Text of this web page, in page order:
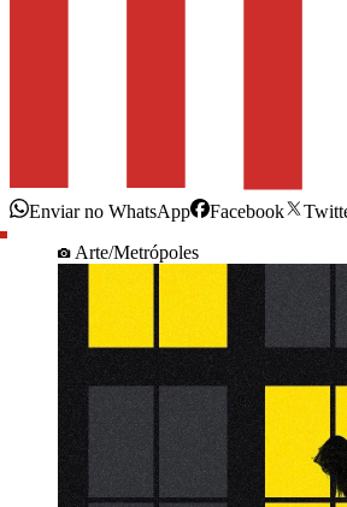
Enviar no WhatsApp Facebook
Arte/Metrópoles